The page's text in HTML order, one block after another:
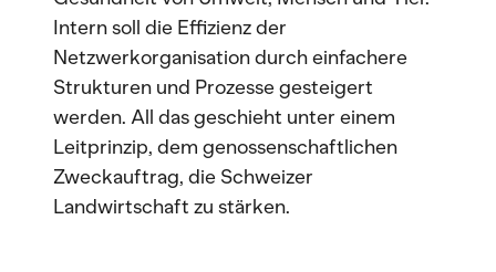
Intern soll die Effizienz der
Netzwerkorganisation durch einfachere
Strukturen und Prozesse gesteigert
werden. All das geschieht unter einem
Leitprinzip, dem genossenschaftlichen
Zweckauftrag, die Schweizer
Landwirtschaft zu stärken.